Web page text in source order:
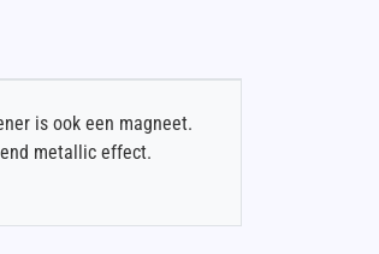
is ook een magneet.
metallic effect.